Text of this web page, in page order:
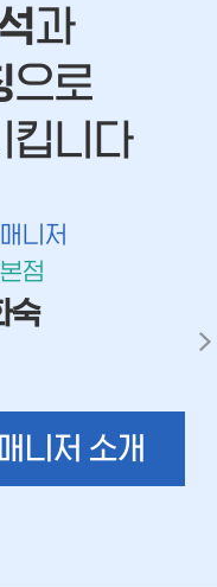
과
으로
킵니다
니저
점
숙
매니저 소개